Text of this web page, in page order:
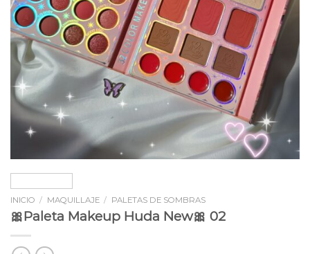
INICIO / MAQUILLAJE / PALETAS DE SOMBRAS
🎀Paleta Makeup Huda New🎀 02